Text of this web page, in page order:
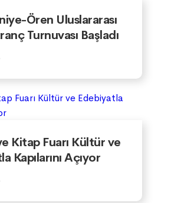
Ören Uluslararası
Turnuvası Başladı
Kitap Fuarı Kültür ve
Kapılarını Açıyor